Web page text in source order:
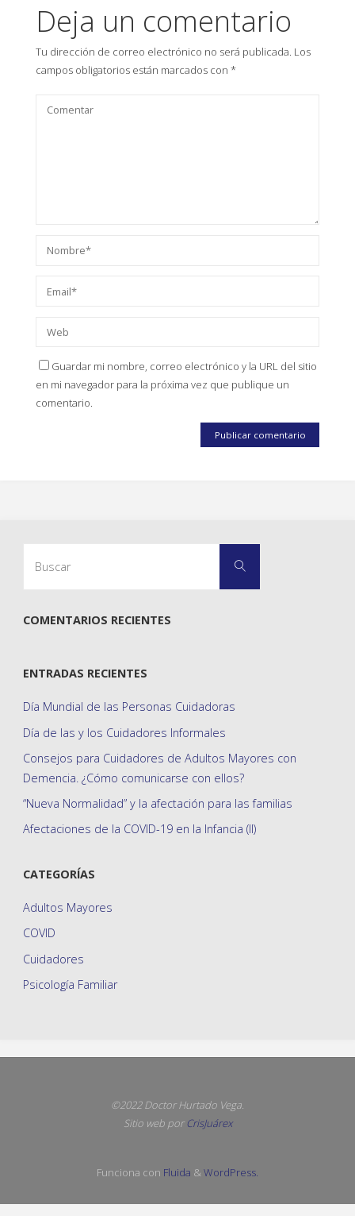
Deja un comentario
Tu dirección de correo electrónico no será publicada. Los
campos obligatorios están marcados con *
Guardar mi nombre, correo electrónico y la URL del sitio
en mi navegador para la próxima vez que publique un
comentario.
Buscar
COMENTARIOS RECIENTES
ENTRADAS RECIENTES
Día Mundial de las Personas Cuidadoras
Día de las y los Cuidadores Informales
Consejos para Cuidadores de Adultos Mayores con
Demencia. ¿Cómo comunicarse con ellos?
“Nueva Normalidad” y la afectación para las familias
Afectaciones de la COVID-19 en la Infancia (II)
CATEGORÍAS
Adultos Mayores
COVID
Cuidadores
Psicología Familiar
©2022 Doctor Hurtado Vega.
Sitio web por CrisJuárex
Funciona con Fluida &WordPress.